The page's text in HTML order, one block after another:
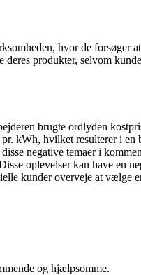
hvor de forsøger
produkter, selvom
brugte ordlyden
kWh, hvilket resulterer i en
negative temaer i
oplevelser kan have en
kunder overveje at vælge
og hjælpsomme.